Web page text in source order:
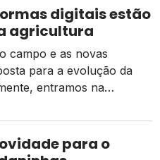
de maior relevância
que fique por
digitais estão
agricultura
campo e as novas
para a evolução da
entramos na
lavoura por meio de
da conectividade e da
que já fazem […]
para o